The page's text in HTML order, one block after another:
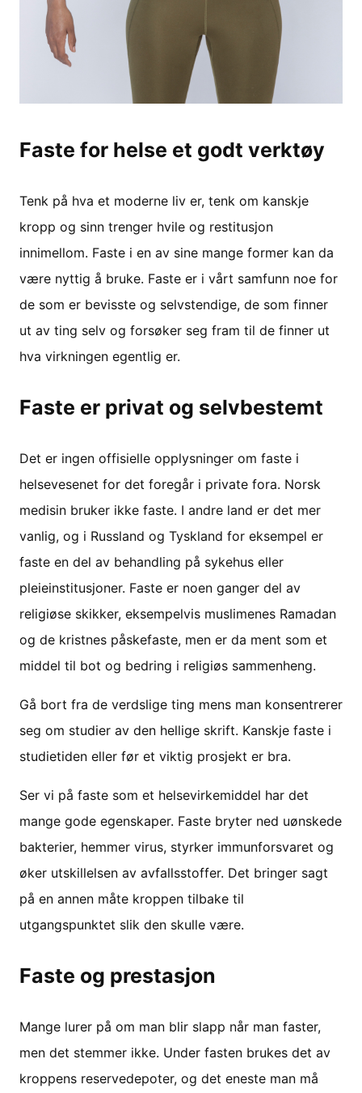
Faste for helse et godt verktøy
Tenk på hva et moderne liv er, tenk om kanskje
kropp og sinn trenger hvile og restitusjon
innimellom. Faste i en av sine mange former kan da
være nyttig å bruke. Faste er i vårt samfunn noe for
de som er bevisste og selvstendige, de som finner
ut av ting selv og forsøker seg fram til de finner ut
hva virkningen egentlig er.
Faste er privat og selvbestemt
Det er ingen offisielle opplysninger om faste i
helsevesenet for det foregår i private fora. Norsk
medisin bruker ikke faste. I andre land er det mer
vanlig, og i Russland og Tyskland for eksempel er
faste en del av behandling på sykehus eller
pleieinstitusjoner. Faste er noen ganger del av
religiøse skikker, eksempelvis muslimenes Ramadan
og de kristnes påskefaste, men er da ment som et
middel til bot og bedring i religiøs sammenheng.
Gå bort fra de verdslige ting mens man konsentrerer
seg om studier av den hellige skrift. Kanskje faste i
studietiden eller før et viktig prosjekt er bra.
Ser vi på faste som et helsevirkemiddel har det
mange gode egenskaper. Faste bryter ned uønskede
bakterier, hemmer virus, styrker immunforsvaret og
øker utskillelsen av avfallsstoffer. Det bringer sagt
på en annen måte kroppen tilbake til
utgangspunktet slik den skulle være.
Faste og prestasjon
Mange lurer på om man blir slapp når man faster,
men det stemmer ikke. Under fasten brukes det av
kroppens reservedepoter, og det eneste man må